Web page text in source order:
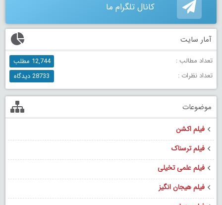
کانال تلگرام ما
آمار سایت
تعداد مطالب :
12,744 مطلب
تعداد نظرات :
28733 دیدگاه
موضوعات
فیلم اکشن
فیلم ترسناک
فیلم علمی تخیلی
فیلم هیجان انگیز